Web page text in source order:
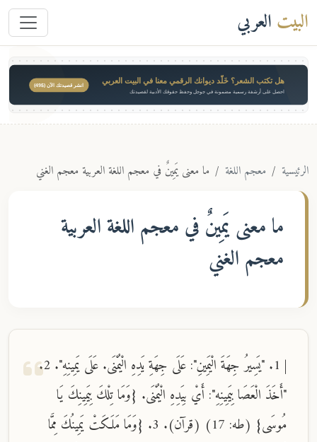
البيت العربي
هل تكتب الشعر؟ خَلّد ديوانك الرقمي معنا في البيت العربي
احصل على أرشفة رسمية مضمونة في جوجل وحفظ حقوقك الأدبية لقصيدتك
انشر قصيدتك الآن ($49)
الرئيسية معجم اللغة ما معنى يَمِينٌ في معجم اللغة العربية معجم الغني
ما معنىيَمِينٌ في معجم اللغة العربية
معجم الغني
| 1. "يَسِيرُ جِهَةَ الْيَمِينِ": عَلَى جِهَةِ يَدِهِ الْيُمْنَى. عَلَى يَمِينِهِ". 2.
"أَخَذَ الْعَصَا بِيَمِينِهِ": أَيْ بِيَدِهِ الْيُمْنَى. {وَمَا تِلْكَ بِيَمِينِكَ يَا
مُوسَى} (طه: 17) (قرآن). 3. {وَمَا مَلَكَتْ يَمِينُكَ مِمَّا